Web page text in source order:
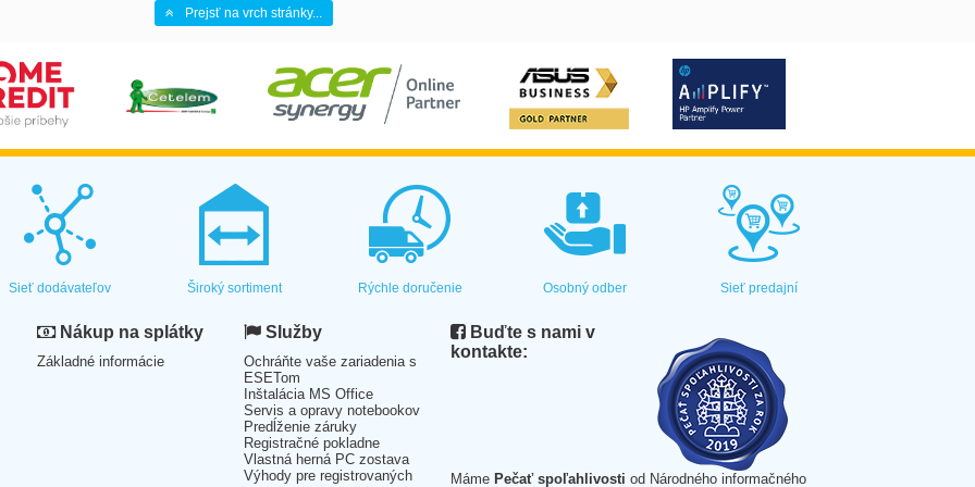
Prejsť na vrch stránky...
Sieť dodávateľov Široký sortiment Rýchle doručenie Osobný odber Sieť predajní
Nákup na splátky
Základné informácie
Služby
Ochráňte vaše zariadenia s
ESETom
Inštalácia MS Office
Servis a opravy notebookov
Predĺženie záruky
Registračné pokladne
Vlastná herná PC zostava
Výhody pre registrovaných
Buďte s nami v
kontakte:
Máme Pečať spoľahlivosti od Národného informačného